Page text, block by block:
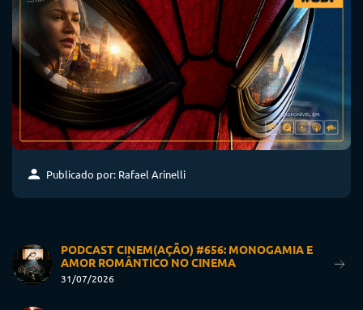
Publicado por: Rafael Arinelli
PODCAST CINEM(AÇÃO) #656: MONOGAMIA E
AMOR ROMÂNTICO NO CINEMA
31/07/2026